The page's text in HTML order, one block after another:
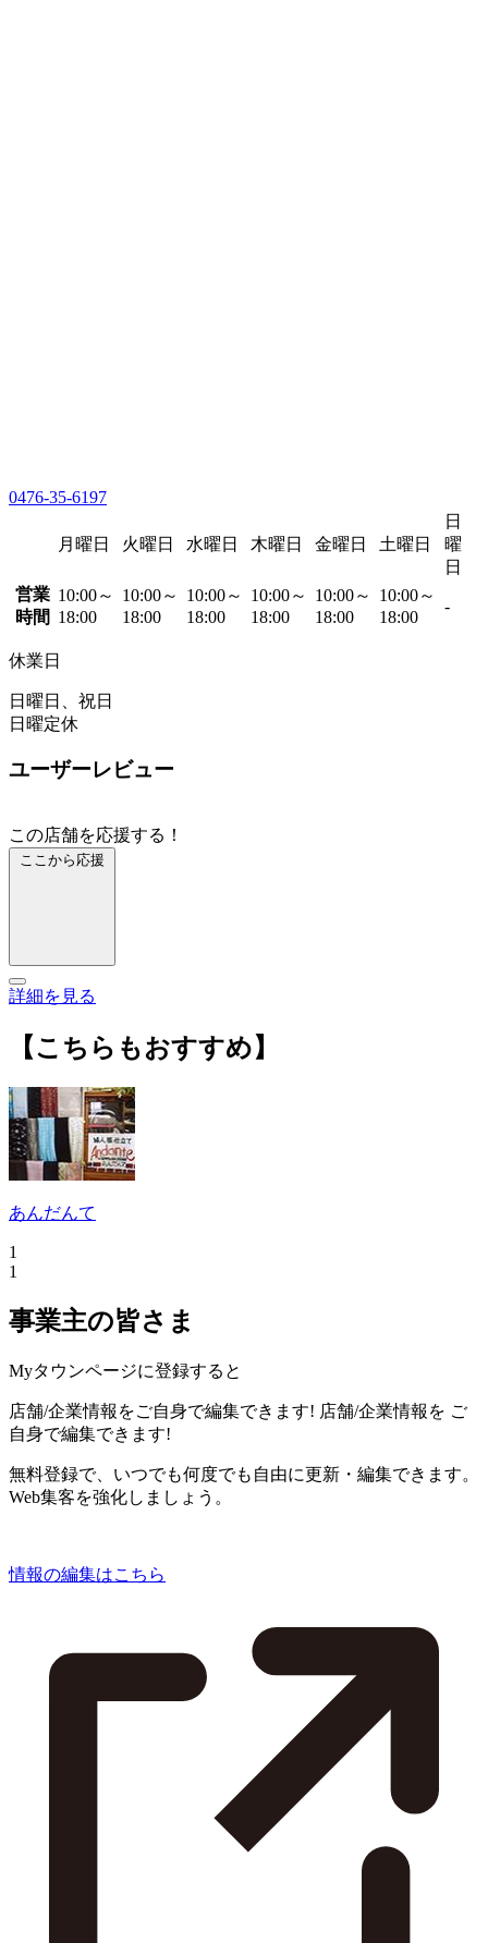
0476-35-6197
月曜日 火曜日 水曜日 木曜日 金曜日 土曜日
日
曜
日
営業
時間
10:00～
18:00
10:00～
18:00
10:00～
18:00
10:00～
18:00
10:00～
18:00
10:00～
18:00
-
休業日
日曜日、祝日
日曜定休
ユーザーレビュー
この店舗を応援する！
ここから応援
詳細を見る
【こちらもおすすめ】
あんだんて
1
1
事業主の皆さま
Myタウンページに登録すると
店舗/企業情報をご自身で編集できます! 店舗/企業情報を ご
自身で編集できます!
無料登録で、いつでも何度でも自由に更新・編集できます。
Web集客を強化しましょう。
情報の編集はこちら